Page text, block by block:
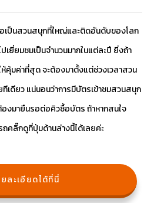
เป็นสวนสนุกที่ใหญ่และติดอันดับของโลก
เยี่ยมชมเป็นจำนวนมากในแต่ละปี ยิ่งถ้า
คุ้มค่าที่สุด จะต้องมาตั้งแต่ช่วงเวลาสวน
เดียว แน่นอนว่าการมีบัตรเข้าชมสวนสนุก
งมายืนรอต่อคิวซื้อบัตร ถ้าหากสนใจ
คลิ๊กดูที่ปุ่มด้านล่างนี้ได้เลยค่ะ
ละเอียดได้ที่นี่